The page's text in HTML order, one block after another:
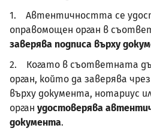
1. Автентичността се
оправомощен орган в
заверява подписа върху
2. Когато в съответната
орган, който да заверява
върху документа, нотариус
орган удостоверява
документа.